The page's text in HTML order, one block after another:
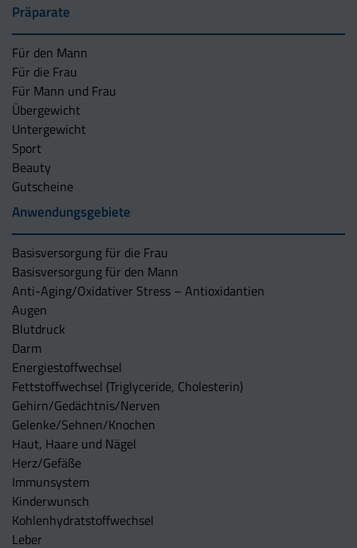
Präparate
Für den Mann
Für die Frau
Für Mann und Frau
Übergewicht
Untergewicht
Sport
Beauty
Gutscheine
Anwendungsgebiete
Basisversorgung für die Frau
Basisversorgung für den Mann
Anti-Aging/Oxidativer Stress – Antioxidantien
Augen
Blutdruck
Darm
Energiestoffwechsel
Fettstoffwechsel (Triglyceride, Cholesterin)
Gehirn/Gedächtnis/Nerven
Gelenke/Sehnen/Knochen
Haut, Haare und Nägel
Herz/Gefäße
Immunsystem
Kinderwunsch
Kohlenhydratstoffwechsel
Leber